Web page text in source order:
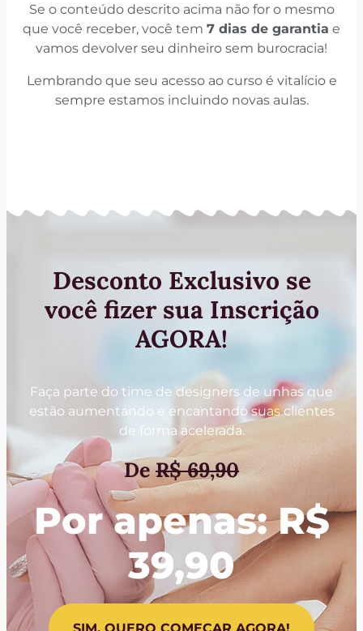
Se o conteúdo descrito acima não for o mesmo
que você receber, você tem 7 dias de garantia e
vamos devolver seu dinheiro sem burocracia!
Lembrando que seu acesso ao curso é vitalício e
sempre estamos incluindo novas aulas.
Desconto Exclusivo se
você fizer sua Inscrição
AGORA!
Faça parte do time de designers de unhas que
estão aumentando e encantando suas clientes
de forma acelerada.
DeR$ 69,90
Por apenas: R$
39,90